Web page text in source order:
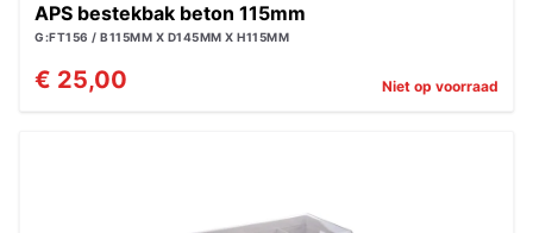
APS bestekbak beton 115mm
G:FT156 / B115MM X D145MM X H115MM
€ 25,00 Niet op voorraad